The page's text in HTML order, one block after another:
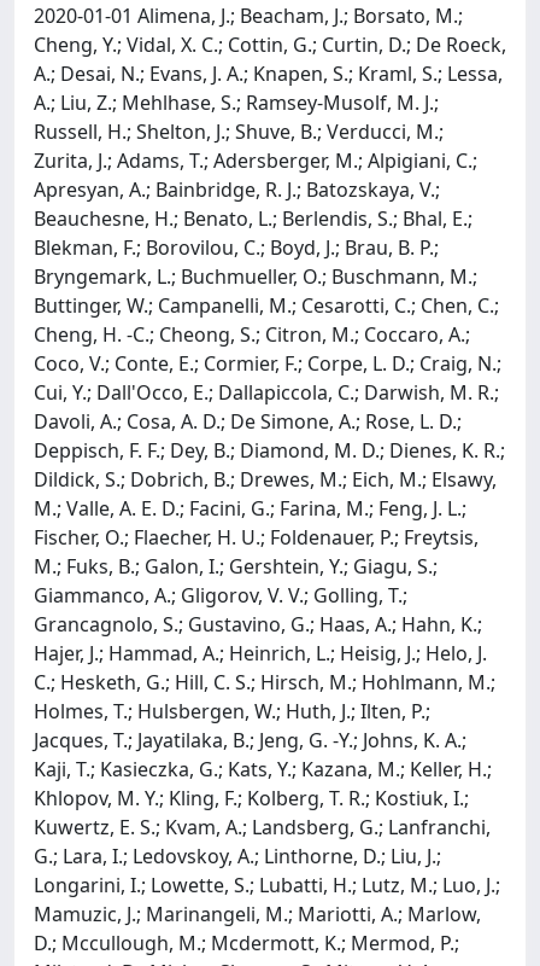
2020-01-01 Alimena, J.; Beacham, J.; Borsato, M.;
Cheng, Y.; Vidal, X. C.; Cottin, G.; Curtin, D.; De Roeck,
A.; Desai, N.; Evans, J. A.; Knapen, S.; Kraml, S.; Lessa,
A.; Liu, Z.; Mehlhase, S.; Ramsey-Musolf, M. J.;
Russell, H.; Shelton, J.; Shuve, B.; Verducci, M.;
Zurita, J.; Adams, T.; Adersberger, M.; Alpigiani, C.;
Apresyan, A.; Bainbridge, R. J.; Batozskaya, V.;
Beauchesne, H.; Benato, L.; Berlendis, S.; Bhal, E.;
Blekman, F.; Borovilou, C.; Boyd, J.; Brau, B. P.;
Bryngemark, L.; Buchmueller, O.; Buschmann, M.;
Buttinger, W.; Campanelli, M.; Cesarotti, C.; Chen, C.;
Cheng, H. -C.; Cheong, S.; Citron, M.; Coccaro, A.;
Coco, V.; Conte, E.; Cormier, F.; Corpe, L. D.; Craig, N.;
Cui, Y.; Dall'Occo, E.; Dallapiccola, C.; Darwish, M. R.;
Davoli, A.; Cosa, A. D.; De Simone, A.; Rose, L. D.;
Deppisch, F. F.; Dey, B.; Diamond, M. D.; Dienes, K. R.;
Dildick, S.; Dobrich, B.; Drewes, M.; Eich, M.; Elsawy,
M.; Valle, A. E. D.; Facini, G.; Farina, M.; Feng, J. L.;
Fischer, O.; Flaecher, H. U.; Foldenauer, P.; Freytsis,
M.; Fuks, B.; Galon, I.; Gershtein, Y.; Giagu, S.;
Giammanco, A.; Gligorov, V. V.; Golling, T.;
Grancagnolo, S.; Gustavino, G.; Haas, A.; Hahn, K.;
Hajer, J.; Hammad, A.; Heinrich, L.; Heisig, J.; Helo, J.
C.; Hesketh, G.; Hill, C. S.; Hirsch, M.; Hohlmann, M.;
Holmes, T.; Hulsbergen, W.; Huth, J.; Ilten, P.;
Jacques, T.; Jayatilaka, B.; Jeng, G. -Y.; Johns, K. A.;
Kaji, T.; Kasieczka, G.; Kats, Y.; Kazana, M.; Keller, H.;
Khlopov, M. Y.; Kling, F.; Kolberg, T. R.; Kostiuk, I.;
Kuwertz, E. S.; Kvam, A.; Landsberg, G.; Lanfranchi,
G.; Lara, I.; Ledovskoy, A.; Linthorne, D.; Liu, J.;
Longarini, I.; Lowette, S.; Lubatti, H.; Lutz, M.; Luo, J.;
Mamuzic, J.; Marinangeli, M.; Mariotti, A.; Marlow,
D.; Mccullough, M.; Mcdermott, K.; Mermod, P.;